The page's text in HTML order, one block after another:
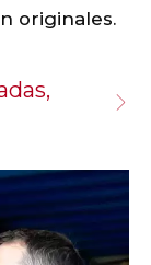
originales.